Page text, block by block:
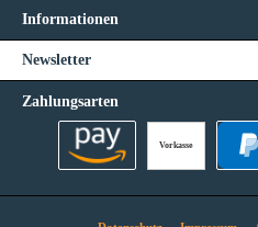
Informationen
Newsletter
Zahlungsarten
Vorkasse